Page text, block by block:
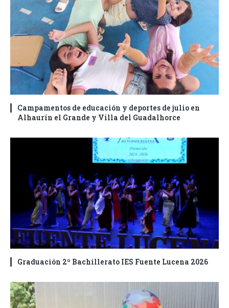
Campamentos de educación y deportes de julio en
Alhaurín el Grande y Villa del Guadalhorce
Graduación 2º Bachillerato IES Fuente Lucena 2026